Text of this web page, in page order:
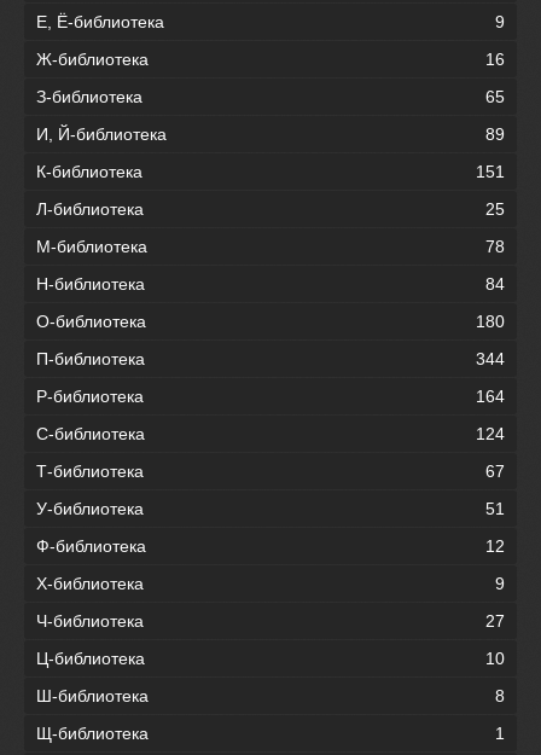
Е, Ё-библиотека
9
Ж-библиотека
16
З-библиотека
65
И, Й-библиотека
89
К-библиотека
151
Л-библиотека
25
М-библиотека
78
Н-библиотека
84
О-библиотека
180
П-библиотека
344
Р-библиотека
164
С-библиотека
124
Т-библиотека
67
У-библиотека
51
Ф-библиотека
12
Х-библиотека
9
Ч-библиотека
27
Ц-библиотека
10
Ш-библиотека
8
Щ-библиотека
1